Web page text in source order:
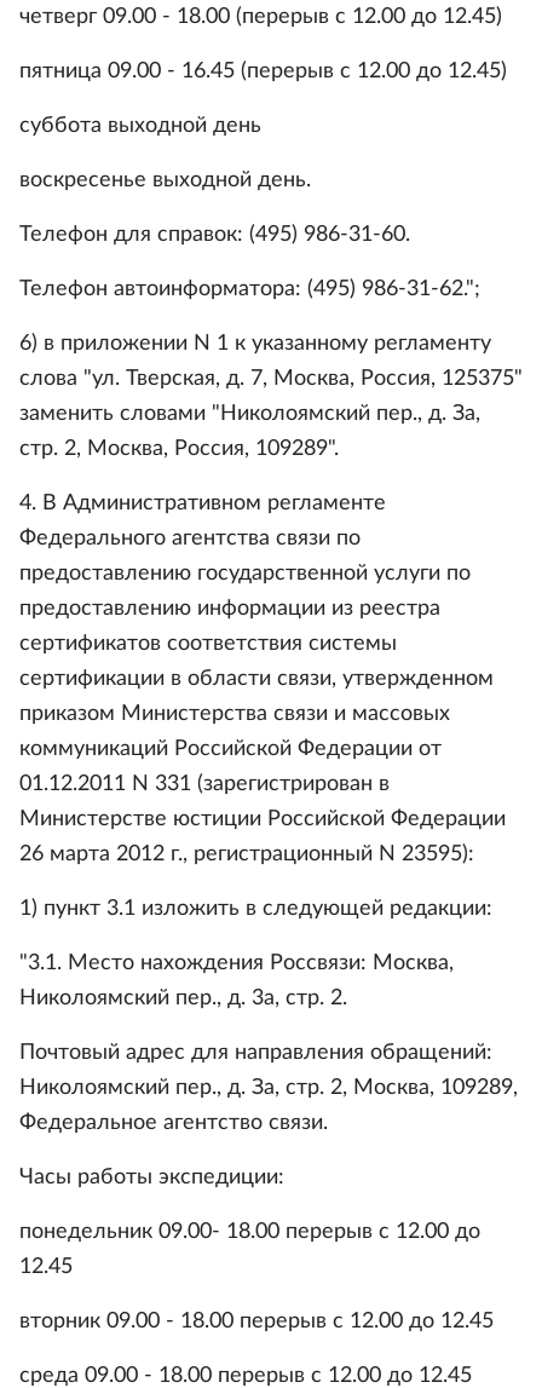
четверг 09.00 - 18.00 (перерыв с 12.00 до 12.45)
пятница 09.00 - 16.45 (перерыв с 12.00 до 12.45)
суббота выходной день
воскресенье выходной день.
Телефон для справок: (495) 986-31-60.
Телефон автоинформатора: (495) 986-31-62.";
6) в приложении N 1 к указанному регламенту
слова "ул. Тверская, д. 7, Москва, Россия, 125375"
заменить словами "Николоямский пер., д. За,
стр. 2, Москва, Россия, 109289".
4. В Административном регламенте
Федерального агентства связи по
предоставлению государственной услуги по
предоставлению информации из реестра
сертификатов соответствия системы
сертификации в области связи, утвержденном
приказом Министерства связи и массовых
коммуникаций Российской Федерации от
01.12.2011 N 331 (зарегистрирован в
Министерстве юстиции Российской Федерации
26 марта 2012 г., регистрационный N 23595):
1) пункт 3.1 изложить в следующей редакции:
"3.1. Место нахождения Россвязи: Москва,
Николоямский пер., д. 3а, стр. 2.
Почтовый адрес для направления обращений:
Николоямский пер., д. За, стр. 2, Москва, 109289,
Федеральное агентство связи.
Часы работы экспедиции:
понедельник 09.00- 18.00 перерыв с 12.00 до
12.45
вторник 09.00 - 18.00 перерыв с 12.00 до 12.45
среда 09.00 - 18.00 перерыв с 12.00 до 12.45